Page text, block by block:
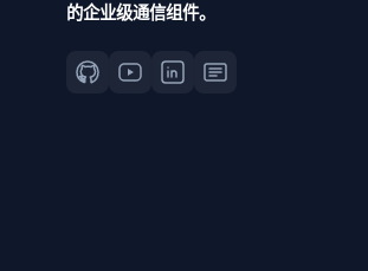
的企业级通信组件。